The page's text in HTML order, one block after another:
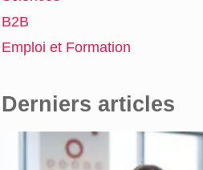
B2B
Emploi et Formation
Derniers articles